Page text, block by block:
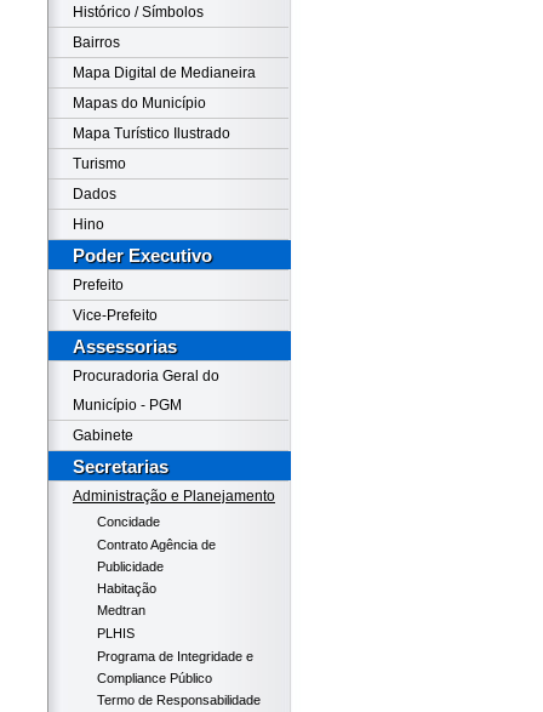
Histórico / Símbolos
Bairros
Mapa Digital de Medianeira
Mapas do Município
Mapa Turístico Ilustrado
Turismo
Dados
Hino
Poder Executivo
Prefeito
Vice-Prefeito
Assessorias
Procuradoria Geral do
Município - PGM
Gabinete
Secretarias
Administração e Planejamento
Concidade
Contrato Agência de
Publicidade
Habitação
Medtran
PLHIS
Programa de Integridade e
Compliance Público
Termo de Responsabilidade